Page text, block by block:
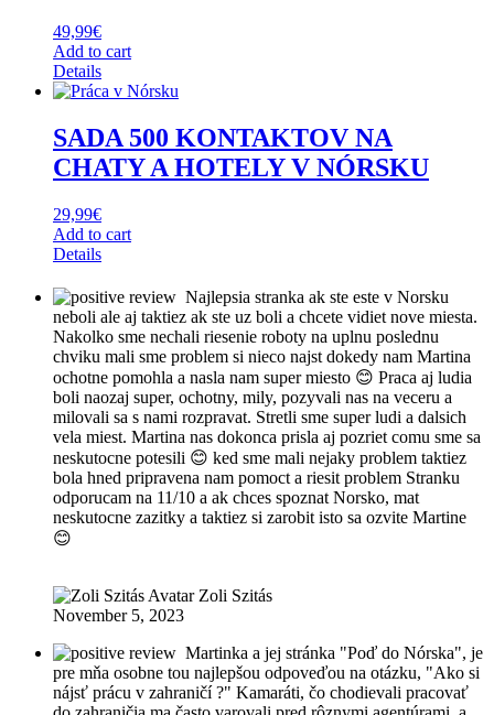
49,99€
Add to cart
Details
SADA 500 KONTAKTOV NA
CHATY A HOTELY V NÓRSKU
29,99€
Add to cart
Details
Najlepsia stranka ak ste este v Norsku
neboli ale aj taktiez ak ste uz boli a chcete vidiet nove miesta.
Nakolko sme nechali riesenie roboty na uplnu poslednu
chviku mali sme problem si nieco najst dokedy nam Martina
ochotne pomohla a nasla nam super miesto 😊 Praca aj ludia
boli naozaj super, ochotny, mily, pozyvali nas na veceru a
milovali sa s nami rozpravat. Stretli sme super ludi a dalsich
vela miest. Martina nas dokonca prisla aj pozriet comu sme sa
neskutocne potesili 😊 ked sme mali nejaky problem taktiez
bola hned pripravena nam pomoct a riesit problem Stranku
odporucam na 11/10 a ak chces spoznat Norsko, mat
neskutocne zazitky a taktiez si zarobit isto sa ozvite Martine
😊
Zoli Szitás
November 5, 2023
Martinka a jej stránka "Poď do Nórska", je
pre mňa osobne tou najlepšou odpoveďou na otázku, "Ako si
nájsť prácu v zahraničí ?" Kamaráti, čo chodievali pracovať